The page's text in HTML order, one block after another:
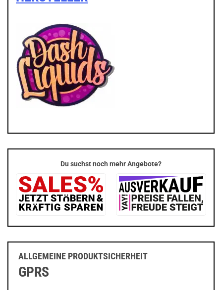
Du suchst noch mehr Angebote?
ALLGEMEINE PRODUKTSICHERHEIT
GPRS